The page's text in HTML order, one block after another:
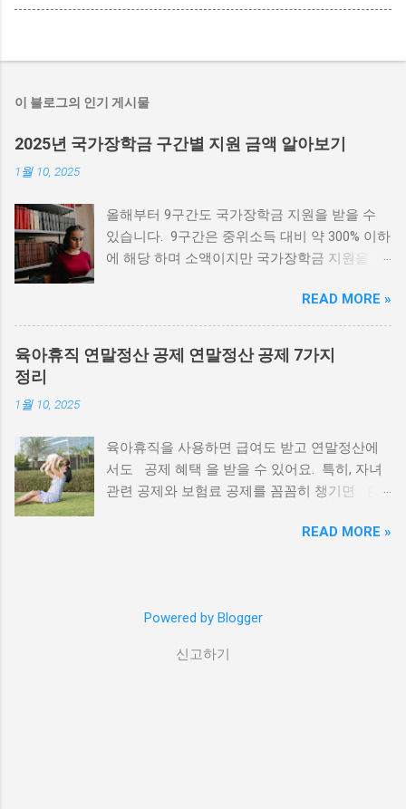
이 블로그의 인기 게시물
2025년 국가장학금 구간별 지원 금액 알아보기
1월 10, 2025
올해부터 9구간도 국가장학금 지원을 받을 수
있습니다. 9구간은 중위소득 대비 약 300% 이하
에 해당 하며 소액이지만 국가장학금 지원을 받
금 신청시기 신청일자 : 2025. 2. 4.(화) ~ 2025.
3. 18.(화) 서류제출 : 2025. 2. 4.(화) ~ 2025. 3.
25.(화) 가구원 동의 : 2025. 2. 4.(화) ~ 2025. 3.
25.(화) * ’25. 2. 21.(금) 18시 이후 서류완료 및
소득 기준은 매년 변동 될 수 있으며 한국장학
재단 공식 홈페이지 에서 확인 가능. 국가장학금
구간별 지원 금액 지원구간 학기별 연간 금액
원 570만원 3구간 285만원 570만원 4
READ MORE »
육아휴직 연말정산 공제 연말정산 공제 7가지
정리
1월 10, 2025
육아휴직을 사용하면 급여도 받고 연말정산에
서도 공제 혜택 을 받을 수 있어요. 특히, 자녀
관련 공제와 보험료 공제를 꼼꼼히 챙기면 환
녀 세액공제 (만 7세 이하 자녀 공제) ✔ 만 7세
녀가 2명 이상이면 공제액 증가 첫째, 둘째: 1인
아휴직 중인 직장인 A씨가 5세, 2세 자녀를 두고
READ MORE »
Powered by Blogger
신고하기